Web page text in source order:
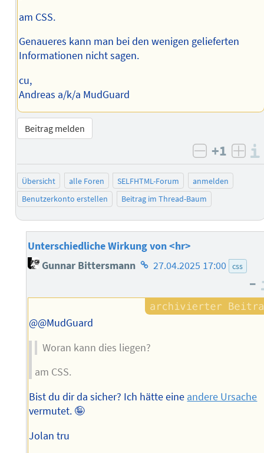
am CSS.
Genaueres kann man bei den wenigen gelieferten
Informationen nicht sagen.
cu,
Andreas a/k/a MudGuard
Beitrag melden
negativ
+1
Übersicht alle Foren SELFHTML-Forum
anmelden
Benutzerkonto erstellen
Beitrag im Thread-Baum
Unterschiedliche Wirkung von <hr>
Gunnar Bittersmann Homepage
Autors
27.04.2025 17:00 css
–
@@MudGuard
Woran kann dies liegen?
am CSS.
Bist du dir da sicher? Ich hätte eine andere Ursache
vermutet. 🤪
Jolan tru